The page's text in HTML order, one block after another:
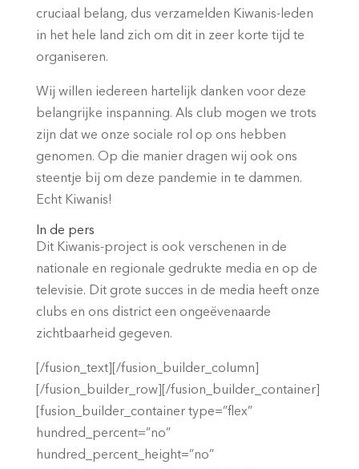
cruciaal belang, dus verzamelden Kiwanis-leden
in het hele land zich om dit in zeer korte tijd te
organiseren.
Wij willen iedereen hartelijk danken voor deze
belangrijke inspanning. Als club mogen we trots
zijn dat we onze sociale rol op ons hebben
genomen. Op die manier dragen wij ook ons
steentje bij om deze pandemie in te dammen.
Echt Kiwanis!
In de pers
Dit Kiwanis-project is ook verschenen in de
nationale en regionale gedrukte media en op de
televisie. Dit grote succes in de media heeft onze
clubs en ons district een ongeëvenaarde
zichtbaarheid gegeven.
[/fusion_text][/fusion_builder_column]
[/fusion_builder_row][/fusion_builder_container]
[fusion_builder_container type=”flex”
hundred_percent=”no”
hundred_percent_height=”no”